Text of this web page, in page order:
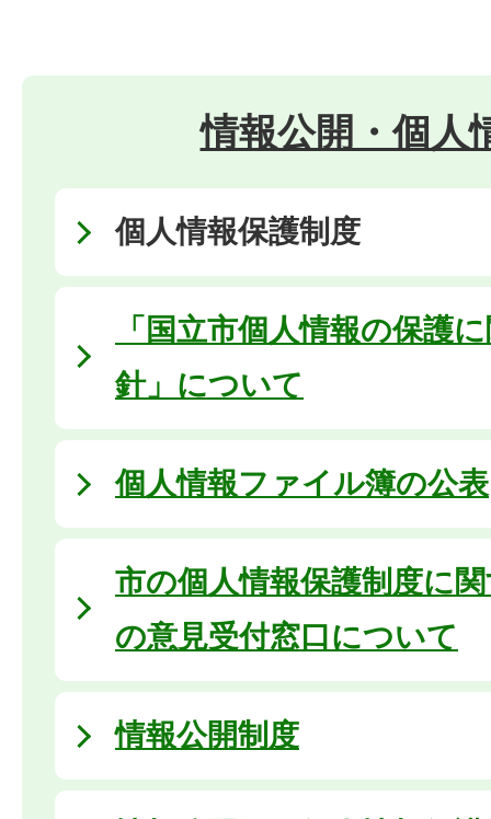
情報公開・個人
個人情報保護制度
「国立市個人情報の保護
針」について
個人情報ファイル簿の公表
市の個人情報保護制度に
の意見受付窓口について
情報公開制度